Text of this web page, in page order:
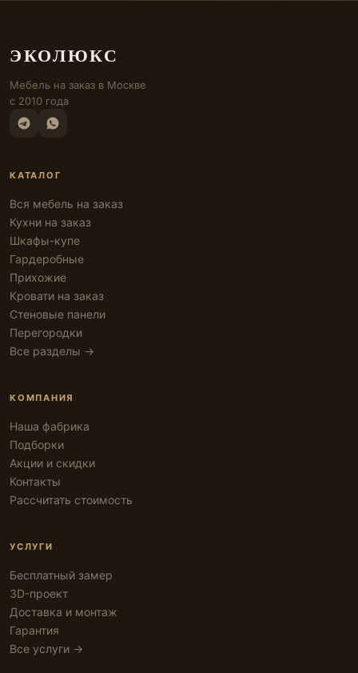
ЭКОЛЮКС
Мебель на заказ в Москве
с 2010 года
КАТАЛОГ
Вся мебель на заказ
Кухни на заказ
Шкафы-купе
Гардеробные
Прихожие
Кровати на заказ
Стеновые панели
Перегородки
Все разделы →
КОМПАНИЯ
Наша фабрика
Подборки
Акции и скидки
Контакты
Рассчитать стоимость
УСЛУГИ
Бесплатный замер
3D-проект
Доставка и монтаж
Гарантия
Все услуги →